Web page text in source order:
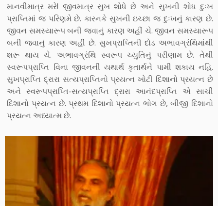
માનવીમાત્ર મરે! જીવમાત્ર સુખ શોધે છે અને સુખની શોધ દુઃખ
પ્રાપ્તિમાં જ પરિણમે છે. કારનકે સુખની ઇચ્છા જ દુઃખનું કારણ છે.
જીવન સમસ્યારૂપ બની જવાનું કારણ અહીં ચે. જીવન સમસ્યારૂપ
બની જવાનું કારણ અહીં છે. સુખપ્રાપ્તિની દોડ અભાવગ્રંથિમાંથી
શરૂ થાય ચે. અભાવગ્રંથિ સ્વરૂપ ચ્યુતિનું પરીણામ છે. તેથી
સ્વરૂપપ્રાપ્તિ વિના જીવનની યથાર્થ કૃતાર્થને પામી શકાય નહિ.
સુખપ્રાપ્તિ દ્રારા સત્યપ્રાપ્તિનો પ્રયત્ન ખોટી દિશાનો પ્રયત્ન છે
અને સ્વરૂપપ્રાપ્તિ-સત્યપ્રાપ્તિ દ્રારા આનંદપ્રાપ્તિ એ સાચી
દિશાનો પ્રયત્ન છે. પ્રથમ દિશાનો પ્રયત્ન ભોગ છે, બીજી દિશાનો
પ્રયત્ન અધ્યાત્મ છે.